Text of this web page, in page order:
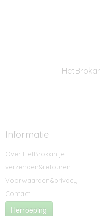
Informatie
Over HetBrokantje
verzenden&retouren
Voorwaarden&privacy
Contact
Herroeping